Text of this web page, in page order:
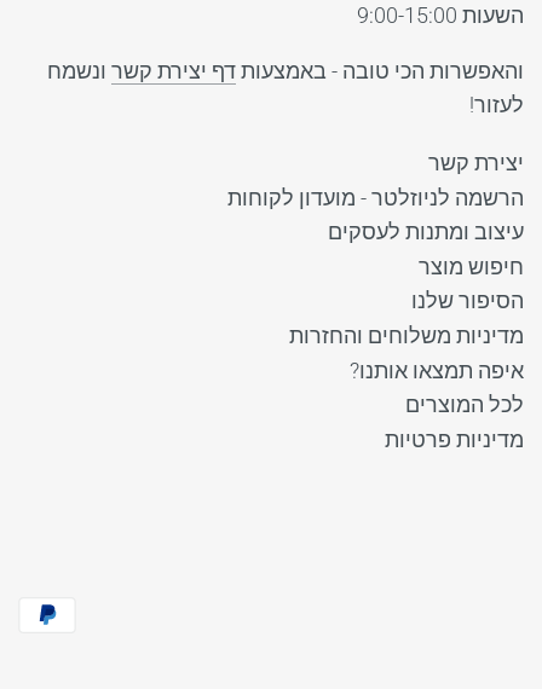
השעות 9:00-15:00
והאפשרות הכי טובה - באמצעותדף יצירת קשר ונשמח
לעזור!
יצירת קשר
הרשמה לניוזלטר - מועדון לקוחות
עיצוב ומתנות לעסקים
חיפוש מוצר
הסיפור שלנו
מדיניות משלוחים והחזרות
איפה תמצאו אותנו?
לכל המוצרים
מדיניות פרטיות